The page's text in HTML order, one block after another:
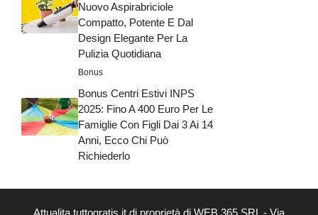
Nuovo Aspirabriciole
Compatto, Potente E Dal
Design Elegante Per La
Pulizia Quotidiana
Bonus
Bonus Centri Estivi INPS
2025: Fino A 400 Euro Per Le
Famiglie Con Figli Dai 3 Ai 14
Anni, Ecco Chi Può
Richiederlo